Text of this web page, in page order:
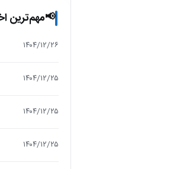
📢مهم‌ترین
۱۴۰۴/۱۲/۲۶
۱۴۰۴/۱۲/۲۵
۱۴۰۴/۱۲/۲۵
۱۴۰۴/۱۲/۲۵